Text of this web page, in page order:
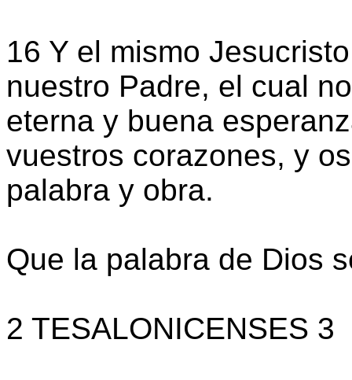
16 Y el mismo
nuestro Padre, el cual
eterna y buena
vuestros corazones, y
palabra y obra.
Que la palabra de Dios
2 TESALONICENSES 3